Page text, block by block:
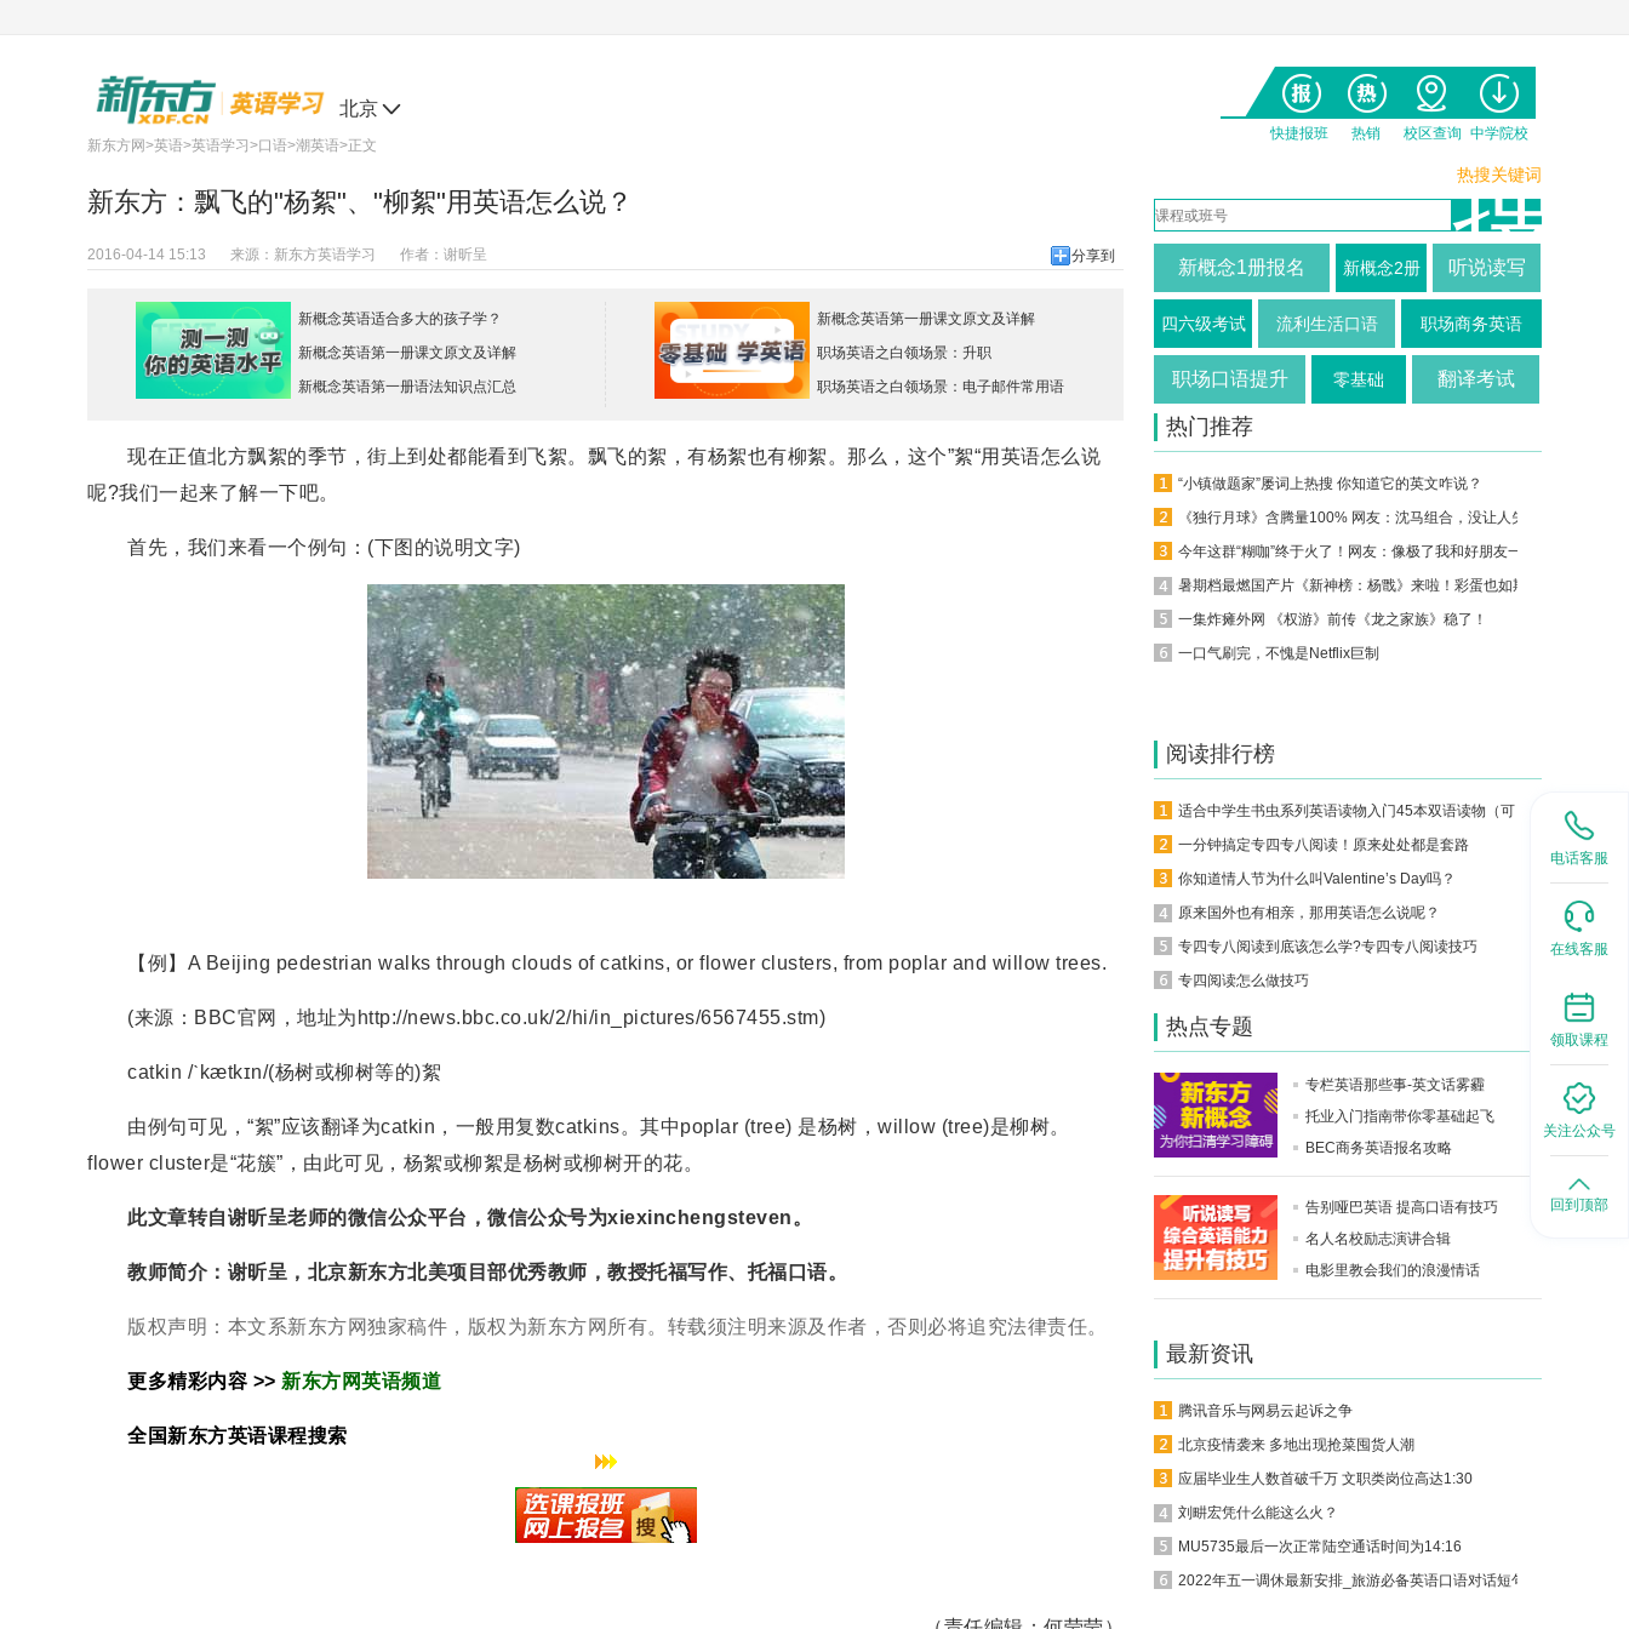
北京
快捷报班 热销 校区查询 中学院校
新东方网>英语>英语学习 >口语>潮英语>正文
新东方：飘飞的"杨絮"、"柳絮"用英语怎么说？
2016-04-14 15:13 来源： 新东方英语学习 作者： 谢昕呈 分享到
新概念英语适合多大的孩子学？
新概念英语第一册课文原文及详解
新概念英语第一册语法知识点汇总
新概念英语第一册课文原文及详解
职场英语之白领场景：升职
职场英语之白领场景：电子邮件常用语
现在正值北方飘絮的季节，街上到处都能看到飞絮。飘飞的絮，有杨絮也有柳絮。那么，这个”絮“用英语怎么说
呢?我们一起来了解一下吧。
首先，我们来看一个例句：(下图的说明文字)
【例】A Beijing pedestrian walks through clouds of catkins, or flower clusters, from poplar and willow trees.
(来源：BBC官网，地址为http://news.bbc.co.uk/2/hi/in_pictures/6567455.stm)
catkin /ˋkætkɪn/(杨树或柳树等的)絮
由例句可见，“絮”应该翻译为catkin，一般用复数catkins。其中poplar (tree) 是杨树，willow (tree)是柳树。
flower cluster是“花簇”，由此可见，杨絮或柳絮是杨树或柳树开的花。
此文章转自谢昕呈老师的微信公众平台，微信公众号为xiexinchengsteven。
教师简介：谢昕呈，北京新东方北美项目部优秀教师，教授托福写作、托福口语。
版权声明：本文系新东方网独家稿件，版权为新东方网所有。转载须注明来源及作者，否则必将追究法律责任。
更多精彩内容 >> 新东方网英语频道
全国新东方英语课程搜索
热搜关键词
新概念1册报名 新概念2册 听说读写
四六级考试 流利生活口语 职场商务英语
职场口语提升 零基础 翻译考试
热门推荐
“小镇做题家”屡词上热搜 你知道它的英文咋说？
一集炸瘫外网 《权游》前传《龙之家族》稳了！
一口气刷完，不愧是Netflix巨制
阅读排行榜
一分钟搞定专四专八阅读！原来处处都是套路
你知道情人节为什么叫Valentine’s Day吗？
原来国外也有相亲，那用英语怎么说呢？
专四专八阅读到底该怎么学?专四专八阅读技巧
专四阅读怎么做技巧
热点专题
专栏英语那些事-英文话雾霾
托业入门指南带你零基础起飞
BEC商务英语报名攻略
告别哑巴英语 提高口语有技巧
名人名校励志演讲合辑
电影里教会我们的浪漫情话
最新资讯
腾讯音乐与网易云起诉之争
北京疫情袭来 多地出现抢菜囤货人潮
应届毕业生人数首破千万 文职类岗位高达1:30
刘畊宏凭什么能这么火？
MU5735最后一次正常陆空通话时间为14:16
2022年五一调休最新安排_旅游必备英语口语对话短句
电话客服
在线客服
领取课程
关注公众号
回到顶部